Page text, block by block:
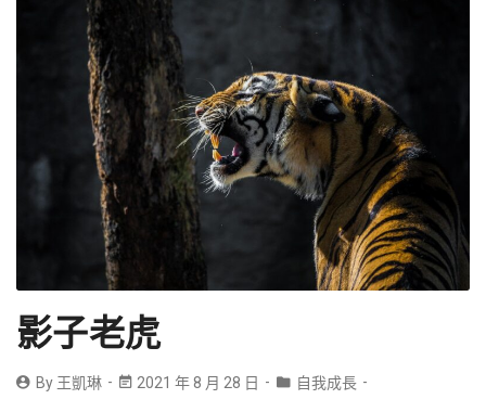
影子老虎
By 王凱琳 2021 年 8 月 28 日 自我成長